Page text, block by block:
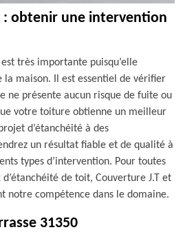
obtenir une intervention
très importante puisqu’elle
maison. Il est essentiel de vérifier
ne présente aucun risque de fuite ou
votre toiture obtienne un meilleur
d’étanchéité à des
un résultat fiable et de qualité à
types d’intervention. Pour toutes
de toit, Couverture J.T et
notre compétence dans le domaine.
31350